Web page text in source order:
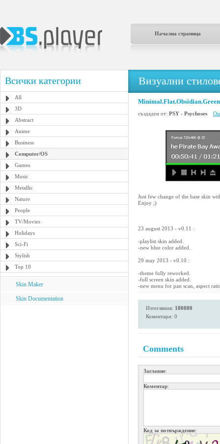
Начална страница
Всички категории
All
3D
Abstract
Anime
Business
Computer/OS
Games
Music
Metallic
Nature
People
TV/Movies
Holidays
Sci-Fi
Stylish
Top 10
Skin Maker
Skin Documentation
Визуални
Minimal.Flat.Obsidian.Green
създаден от: PSY - Psychoses
Just few change of the base skin
Enjoy ;)
23 august 2013 - v0.11 :
-playlist skin added.
-new blue color added.
29 may 2013 - v0.10 :
-theme fully reworked.
-full screen skin added.
-new menu for pan scan, aspect
Изтегляния: 180880
Коментари: 0
Comments
Заглавие:
Коментар:
Код за потвърждение: